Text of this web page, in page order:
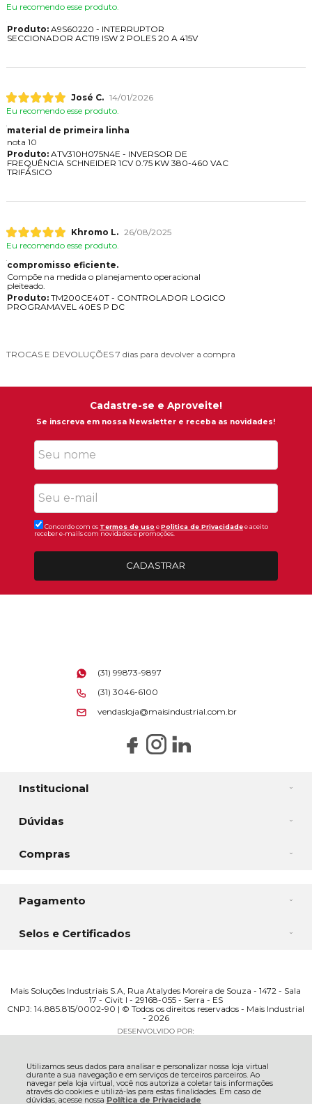
Utilizamos seus dados para analisar e personalizar nossa loja virtual
durante a sua navegação e em serviços de terceiros parceiros. Ao
navegar pela loja virtual, você nos autoriza a coletar tais informações
através do cookies e utilizá-las para estas finalidades. Em caso de
dúvidas, acesse nossa Política de Privacidade
Eu recomendo esse produto.
Produto:A9S60220 - INTERRUPTOR
SECCIONADOR ACTI9 ISW 2 POLES 20 A 415V
José C. 14/01/2026
Eu recomendo esse produto.
material de primeira linha
nota 10
Produto:ATV310H075N4E - INVERSOR DE
FREQUÊNCIA SCHNEIDER 1CV 0.75 KW 380-460 VAC
TRIFÁSICO
Khromo L. 26/08/2025
Eu recomendo esse produto.
compromisso eficiente.
Compõe na medida o planejamento operacional
pleiteado.
Produto:TM200CE40T - CONTROLADOR LOGICO
PROGRAMAVEL 40ES P DC
TROCAS E DEVOLUÇÕES 7 dias para devolver a compra
Cadastre-se e Aproveite!
Se inscreva em nossa Newsletter e receba as novidades!
Concordo com os Termos de uso ePolitica de Privacidadee aceito
receber e-mails com novidades e promoções.
CADASTRAR
Institucional
Dúvidas
Compras
(31) 99873-9897
(31) 3046-6100
vendasloja@maisindustrial.com.br
Pagamento
Selos e Certificados
Mais Soluções Industriais S.A, Rua Atalydes Moreira de Souza - 1472 - Sala
17 - Civit I - 29168-055 - Serra - ES
CNPJ: 14.885.815/0002-90 | © Todos os direitos reservados - Mais Industrial
- 2026